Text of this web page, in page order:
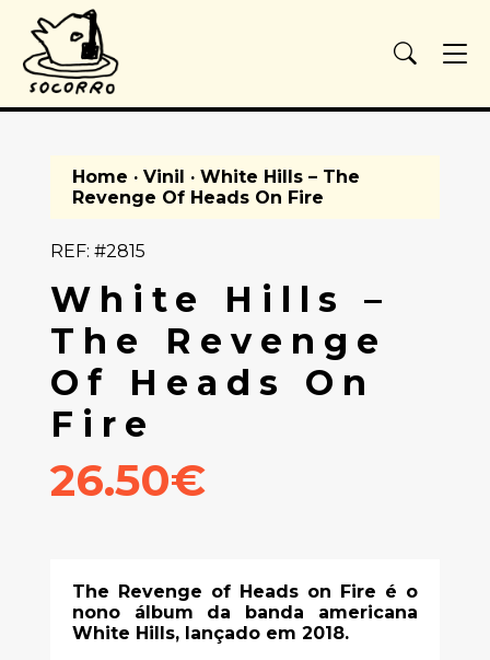
Home · Vinil · White Hills – The
Revenge Of Heads On Fire
REF: #2815
White Hills –
The Revenge
Of Heads On
Fire
26.50€
The Revenge of Heads on Fire é o
nono álbum da banda americana
White Hills, lançado em 2018.